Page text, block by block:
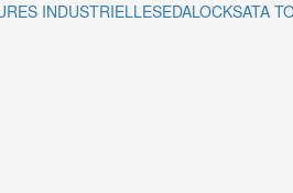
INDUSTRIELLESEDALOCKSATA